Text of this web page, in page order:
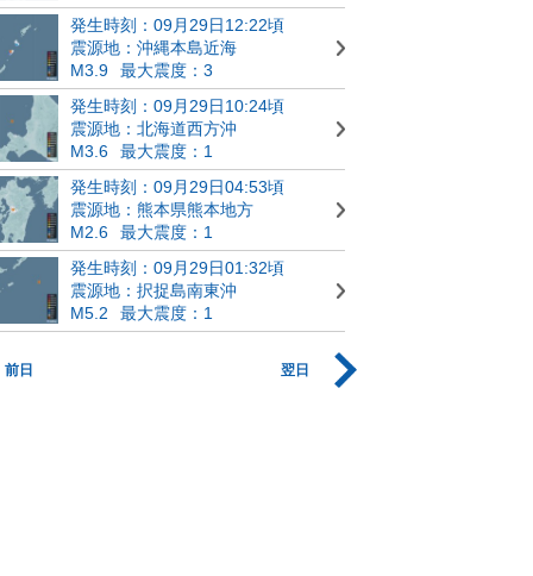
発生時刻：09月29日12:22頃
震源地：沖縄本島近海
M3.9
最大震度：3
発生時刻：09月29日10:24頃
震源地：北海道西方沖
M3.6
最大震度：1
発生時刻：09月29日04:53頃
震源地：熊本県熊本地方
M2.6
最大震度：1
発生時刻：09月29日01:32頃
震源地：択捉島南東沖
M5.2
最大震度：1
前日 翌日